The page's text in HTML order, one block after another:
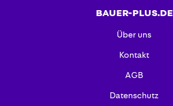
BAUER-PLUS.DE
Über uns
Kontakt
AGB
Datenschutz